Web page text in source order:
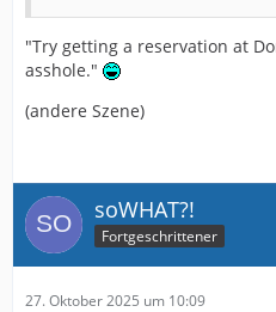
"Try getting a reservation at
asshole."
(andere Szene)
soWHAT?!
Fortgeschrittener
27. Oktober 2025 um 10:09